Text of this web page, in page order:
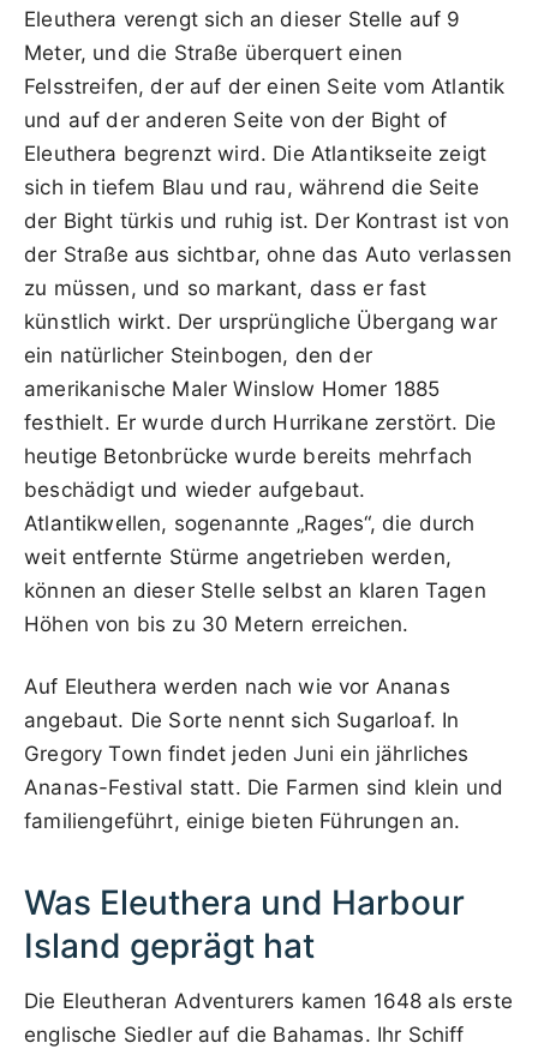
Eleuthera verengt sich an dieser Stelle auf 9
Meter, und die Straße überquert einen
Felsstreifen, der auf der einen Seite vom Atlantik
und auf der anderen Seite von der Bight of
Eleuthera begrenzt wird. Die Atlantikseite zeigt
sich in tiefem Blau und rau, während die Seite
der Bight türkis und ruhig ist. Der Kontrast ist von
der Straße aus sichtbar, ohne das Auto verlassen
zu müssen, und so markant, dass er fast
künstlich wirkt. Der ursprüngliche Übergang war
ein natürlicher Steinbogen, den der
amerikanische Maler Winslow Homer 1885
festhielt. Er wurde durch Hurrikane zerstört. Die
heutige Betonbrücke wurde bereits mehrfach
beschädigt und wieder aufgebaut.
Atlantikwellen, sogenannte „Rages“, die durch
weit entfernte Stürme angetrieben werden,
können an dieser Stelle selbst an klaren Tagen
Höhen von bis zu 30 Metern erreichen.
Auf Eleuthera werden nach wie vor Ananas
angebaut. Die Sorte nennt sich Sugarloaf. In
Gregory Town findet jeden Juni ein jährliches
Ananas-Festival statt. Die Farmen sind klein und
familiengeführt, einige bieten Führungen an.
Was Eleuthera und Harbour
Island geprägt hat
Die Eleutheran Adventurers kamen 1648 als erste
englische Siedler auf die Bahamas. Ihr Schiff